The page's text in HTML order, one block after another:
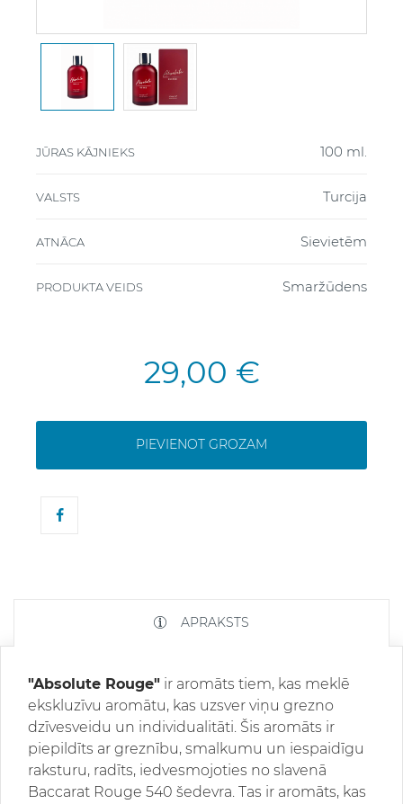
JŪRAS KĀJNIEKS 100 ml.
VALSTS Turcija
ATNĀCA Sievietēm
PRODUKTA VEIDS Smaržūdens
29,00 €
PIEVIENOT GROZAM
APRAKSTS
"Absolute Rouge" ir aromāts tiem, kas meklē
ekskluzīvu aromātu, kas uzsver viņu grezno
dzīvesveidu un individualitāti. Šis aromāts ir
piepildīts ar greznību, smalkumu un iespaidīgu
raksturu, radīts, iedvesmojoties no slavenā
Baccarat Rouge 540 šedevra. Tas ir aromāts, kas